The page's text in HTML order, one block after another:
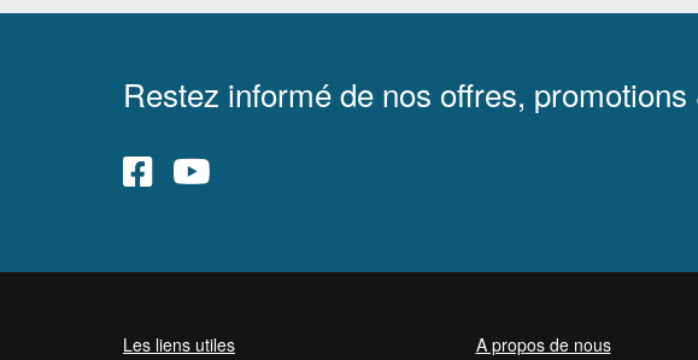
Restez informé de nos offres, promotions
Les liens utiles A propos de nous